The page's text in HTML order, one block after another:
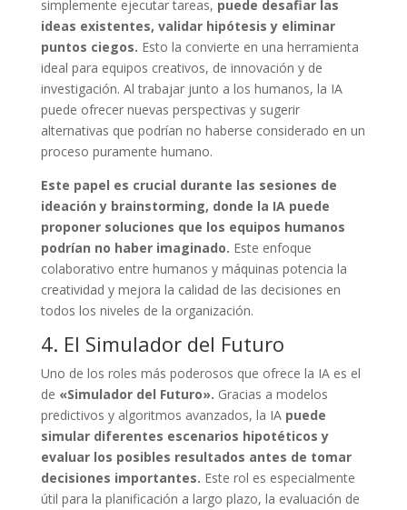
simplemente ejecutar tareas, puede desafiar las
ideas existentes, validar hipótesis y eliminar
puntos ciegos. Esto la convierte en una herramienta
ideal para equipos creativos, de innovación y de
investigación. Al trabajar junto a los humanos, la IA
puede ofrecer nuevas perspectivas y sugerir
alternativas que podrían no haberse considerado en un
proceso puramente humano.
Este papel es crucial durante las sesiones de
ideación y brainstorming, donde la IA puede
proponer soluciones que los equipos humanos
podrían no haber imaginado. Este enfoque
colaborativo entre humanos y máquinas potencia la
creatividad y mejora la calidad de las decisiones en
todos los niveles de la organización.
4. El Simulador del Futuro
Uno de los roles más poderosos que ofrece la IA es el
de «Simulador del Futuro». Gracias a modelos
predictivos y algoritmos avanzados, la IA puede
simular diferentes escenarios hipotéticos y
evaluar los posibles resultados antes de tomar
decisiones importantes. Este rol es especialmente
útil para la planificación a largo plazo, la evaluación de